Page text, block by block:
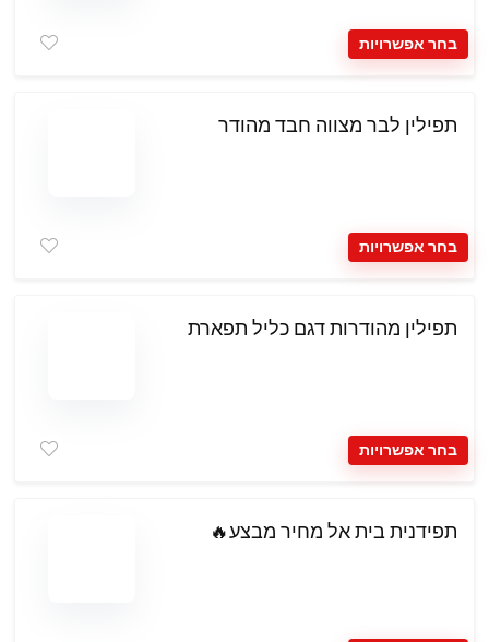
בחר אפשרויות
תפילין לבר מצווה חבד מהודר
בחר אפשרויות
תפילין מהודרות דגם כליל תפארת
בחר אפשרויות
תפידנית בית אל מחיר מבצע🔥